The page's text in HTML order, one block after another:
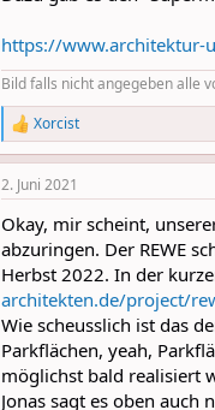
https://www.architektur-
Bild falls nicht angegeben alle
R
e
a
c
i
o
n
s
:
Xorcist
2. Juni 2021
Okay, mir scheint,
abzuringen. Der REWE
Herbst 2022. In der
architekten.de/project/
Wie scheusslich ist das
Parkflächen, yeah,
möglichst bald realisiert
Jonas sagt es oben